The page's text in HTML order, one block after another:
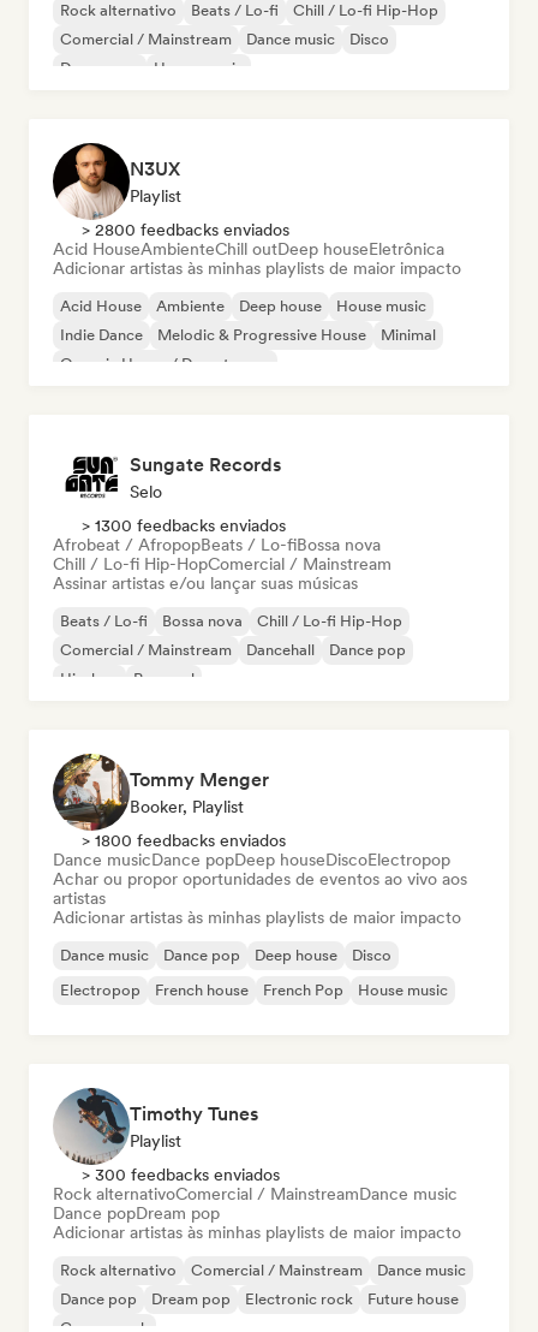
Rock alternativo Beats / Lo-fi
Chill / Lo-fi Hip-Hop
Comercial / Mainstream
Dance music
Disco
Dream pop
House music
N3UX
Playlist
> 2800 feedbacks enviados
Acid HouseAmbienteChill outDeep houseEletrônica
Adicionar artistas às minhas playlists de maior impacto
Acid House Ambiente Deep house
House music
Indie Dance
Melodic & Progressive House
Minimal
Organic House / Downtempo
Sungate Records
Selo
> 1300 feedbacks enviados
Afrobeat / AfropopBeats / Lo-fiBossa nova
Chill / Lo-fi Hip-HopComercial / Mainstream
Assinar artistas e/ou lançar suas músicas
Beats / Lo-fi Bossa nova
Chill / Lo-fi Hip-Hop
Comercial / Mainstream
Dancehall
Dance pop
Hip-hop
Pop soul
Tommy Menger
Booker, Playlist
> 1800 feedbacks enviados
Dance musicDance popDeep houseDiscoElectropop
Achar ou propor oportunidades de eventos ao vivo aos
artistas
Adicionar artistas às minhas playlists de maior impacto
Dance music Dance pop Deep house
Disco
Electropop
French house French Pop House music
Timothy Tunes
Playlist
> 300 feedbacks enviados
Rock alternativoComercial / MainstreamDance music
Dance popDream pop
Adicionar artistas às minhas playlists de maior impacto
Rock alternativo Comercial / Mainstream
Dance music
Dance pop
Dream pop Electronic rock
Future house
Garage rock